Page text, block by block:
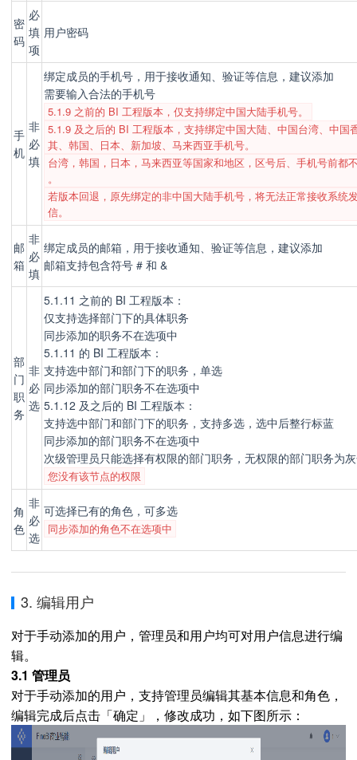
密
码
必
填
项
用户密码
手
机
非
必
填
绑定成员的手机号，用于接收通知、验证等信息，建议添加
需要输入合法的手机号
5.1.9 之前的 BI 工程版本，仅支持绑定中国大陆手机号。
5.1.9 及之后的 BI 工程版本，支持绑定中国大陆、中国台湾、中国
其、韩国、日本、新加坡、马来西亚手机号。
台湾，韩国，日本，马来西亚等国家和地区，区号后、手机号前都
。
若版本回退，原先绑定的非中国大陆手机号，将无法正常接收系统
信。
邮
箱
非
必
填
绑定成员的邮箱，用于接收通知、验证等信息，建议添加
邮箱支持包含符号 # 和 &
部
门
职
务
非
必
选
5.1.11 之前的 BI 工程版本：
仅支持选择部门下的具体职务
同步添加的职务不在选项中
5.1.11 的 BI 工程版本：
支持选中部门和部门下的职务，单选
同步添加的部门职务不在选项中
5.1.12 及之后的 BI 工程版本：
支持选中部门和部门下的职务，支持多选，选中后整行标蓝
同步添加的部门职务不在选项中
次级管理员只能选择有权限的部门职务，无权限的部门职务为
您没有该节点的权限
角
色
非
必
选
可选择已有的角色，可多选
同步添加的角色不在选项中
3. 编辑用户
对于手动添加的用户，管理员和用户均可对用户信息进行编
辑。
3.1 管理员
对于手动添加的用户，支持管理员编辑其基本信息和角色，
编辑完成后点击「确定」，修改成功，如下图所示：